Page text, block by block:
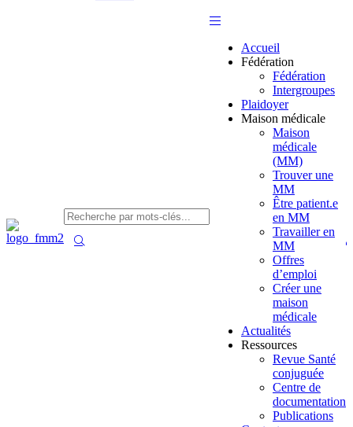
Accueil
Fédération
Fédération
Intergroupes
Plaidoyer
Maison médicale
Maison
médicale
(MM)
Trouver une
MM
Être patient.e
en MM
Travailler en
MM
Offres
d’emploi
Créer une
maison
médicale
Actualités
Ressources
Revue Santé
conjuguée
Centre de
documentation
Publications